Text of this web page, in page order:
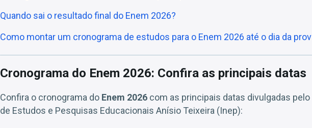
Quando sai o resultado final do Enem 2026?
Como montar um cronograma de estudos para o Enem 2026 até o dia da
Cronograma do Enem 2026: Confira as principais datas
Confira o cronograma do Enem 2026 com as principais datas divulgadas
de Estudos e Pesquisas Educacionais Anísio Teixeira (Inep):